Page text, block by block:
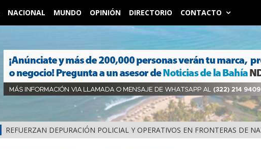
NACIONAL MUNDO OPINIÓN DIRECTORIO CONTACTO
REFUERZAN DEPURACIÓN POLICIAL Y OPERATIVOS EN FRONTERAS DE